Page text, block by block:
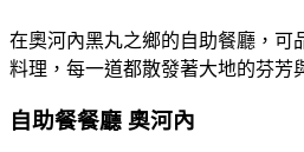
在奧河內黑丸之鄉的自助餐廳，可
料理，每一道都散發著大地的芬芳
自助餐餐廳 奧河內